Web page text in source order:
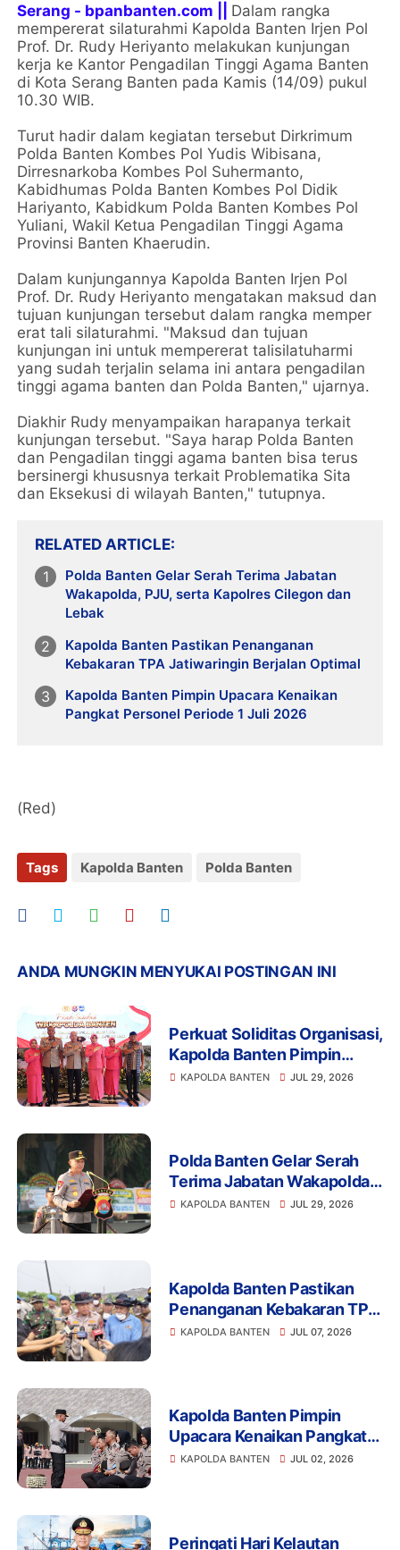
Serang - bpanbanten.com || Dalam rangka
mempererat silaturahmi Kapolda Banten Irjen Pol
Prof. Dr. Rudy Heriyanto melakukan kunjungan
kerja ke Kantor Pengadilan Tinggi Agama Banten
di Kota Serang Banten pada Kamis (14/09) pukul
10.30 WIB.
Turut hadir dalam kegiatan tersebut Dirkrimum
Polda Banten Kombes Pol Yudis Wibisana,
Dirresnarkoba Kombes Pol Suhermanto,
Kabidhumas Polda Banten Kombes Pol Didik
Hariyanto, Kabidkum Polda Banten Kombes Pol
Yuliani, Wakil Ketua Pengadilan Tinggi Agama
Provinsi Banten Khaerudin.
Dalam kunjungannya Kapolda Banten Irjen Pol
Prof. Dr. Rudy Heriyanto mengatakan maksud dan
tujuan kunjungan tersebut dalam rangka memper
erat tali silaturahmi. "Maksud dan tujuan
kunjungan ini untuk mempererat talisilatuharmi
yang sudah terjalin selama ini antara pengadilan
tinggi agama banten dan Polda Banten," ujarnya.
Diakhir Rudy menyampaikan harapanya terkait
kunjungan tersebut. "Saya harap Polda Banten
dan Pengadilan tinggi agama banten bisa terus
bersinergi khususnya terkait Problematika Sita
dan Eksekusi di wilayah Banten," tutupnya.
RELATED ARTICLE
Polda Banten Gelar Serah Terima Jabatan
Wakapolda, PJU, serta Kapolres Cilegon dan
Lebak
Kapolda Banten Pastikan Penanganan
Kebakaran TPA Jatiwaringin Berjalan Optimal
Kapolda Banten Pimpin Upacara Kenaikan
Pangkat Personel Periode 1 Juli 2026
(Red)
Tags Kapolda Banten Polda Banten
ANDA MUNGKIN MENYUKAI POSTINGAN INI
Perkuat Soliditas Organisasi,
Kapolda Banten Pimpin
Pisah Sambut Wakapolda
KAPOLDA BANTEN JUL 29, 2026
Polda Banten Gelar Serah
Terima Jabatan Wakapolda,
PJU, serta Kapolres Cilegon
KAPOLDA BANTEN JUL 29, 2026
Kapolda Banten Pastikan
Penanganan Kebakaran TPA
Jatiwaringin Berjalan
KAPOLDA BANTEN JUL 07, 2026
Kapolda Banten Pimpin
Upacara Kenaikan Pangkat
Personel Periode 1 Juli 2026
KAPOLDA BANTEN JUL 02, 2026
Peringati Hari Kelautan